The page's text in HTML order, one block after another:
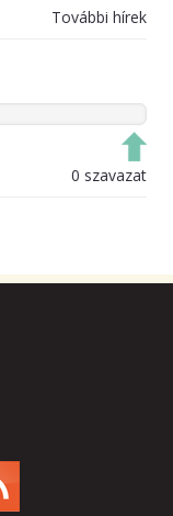
További hírek
0 szavazat